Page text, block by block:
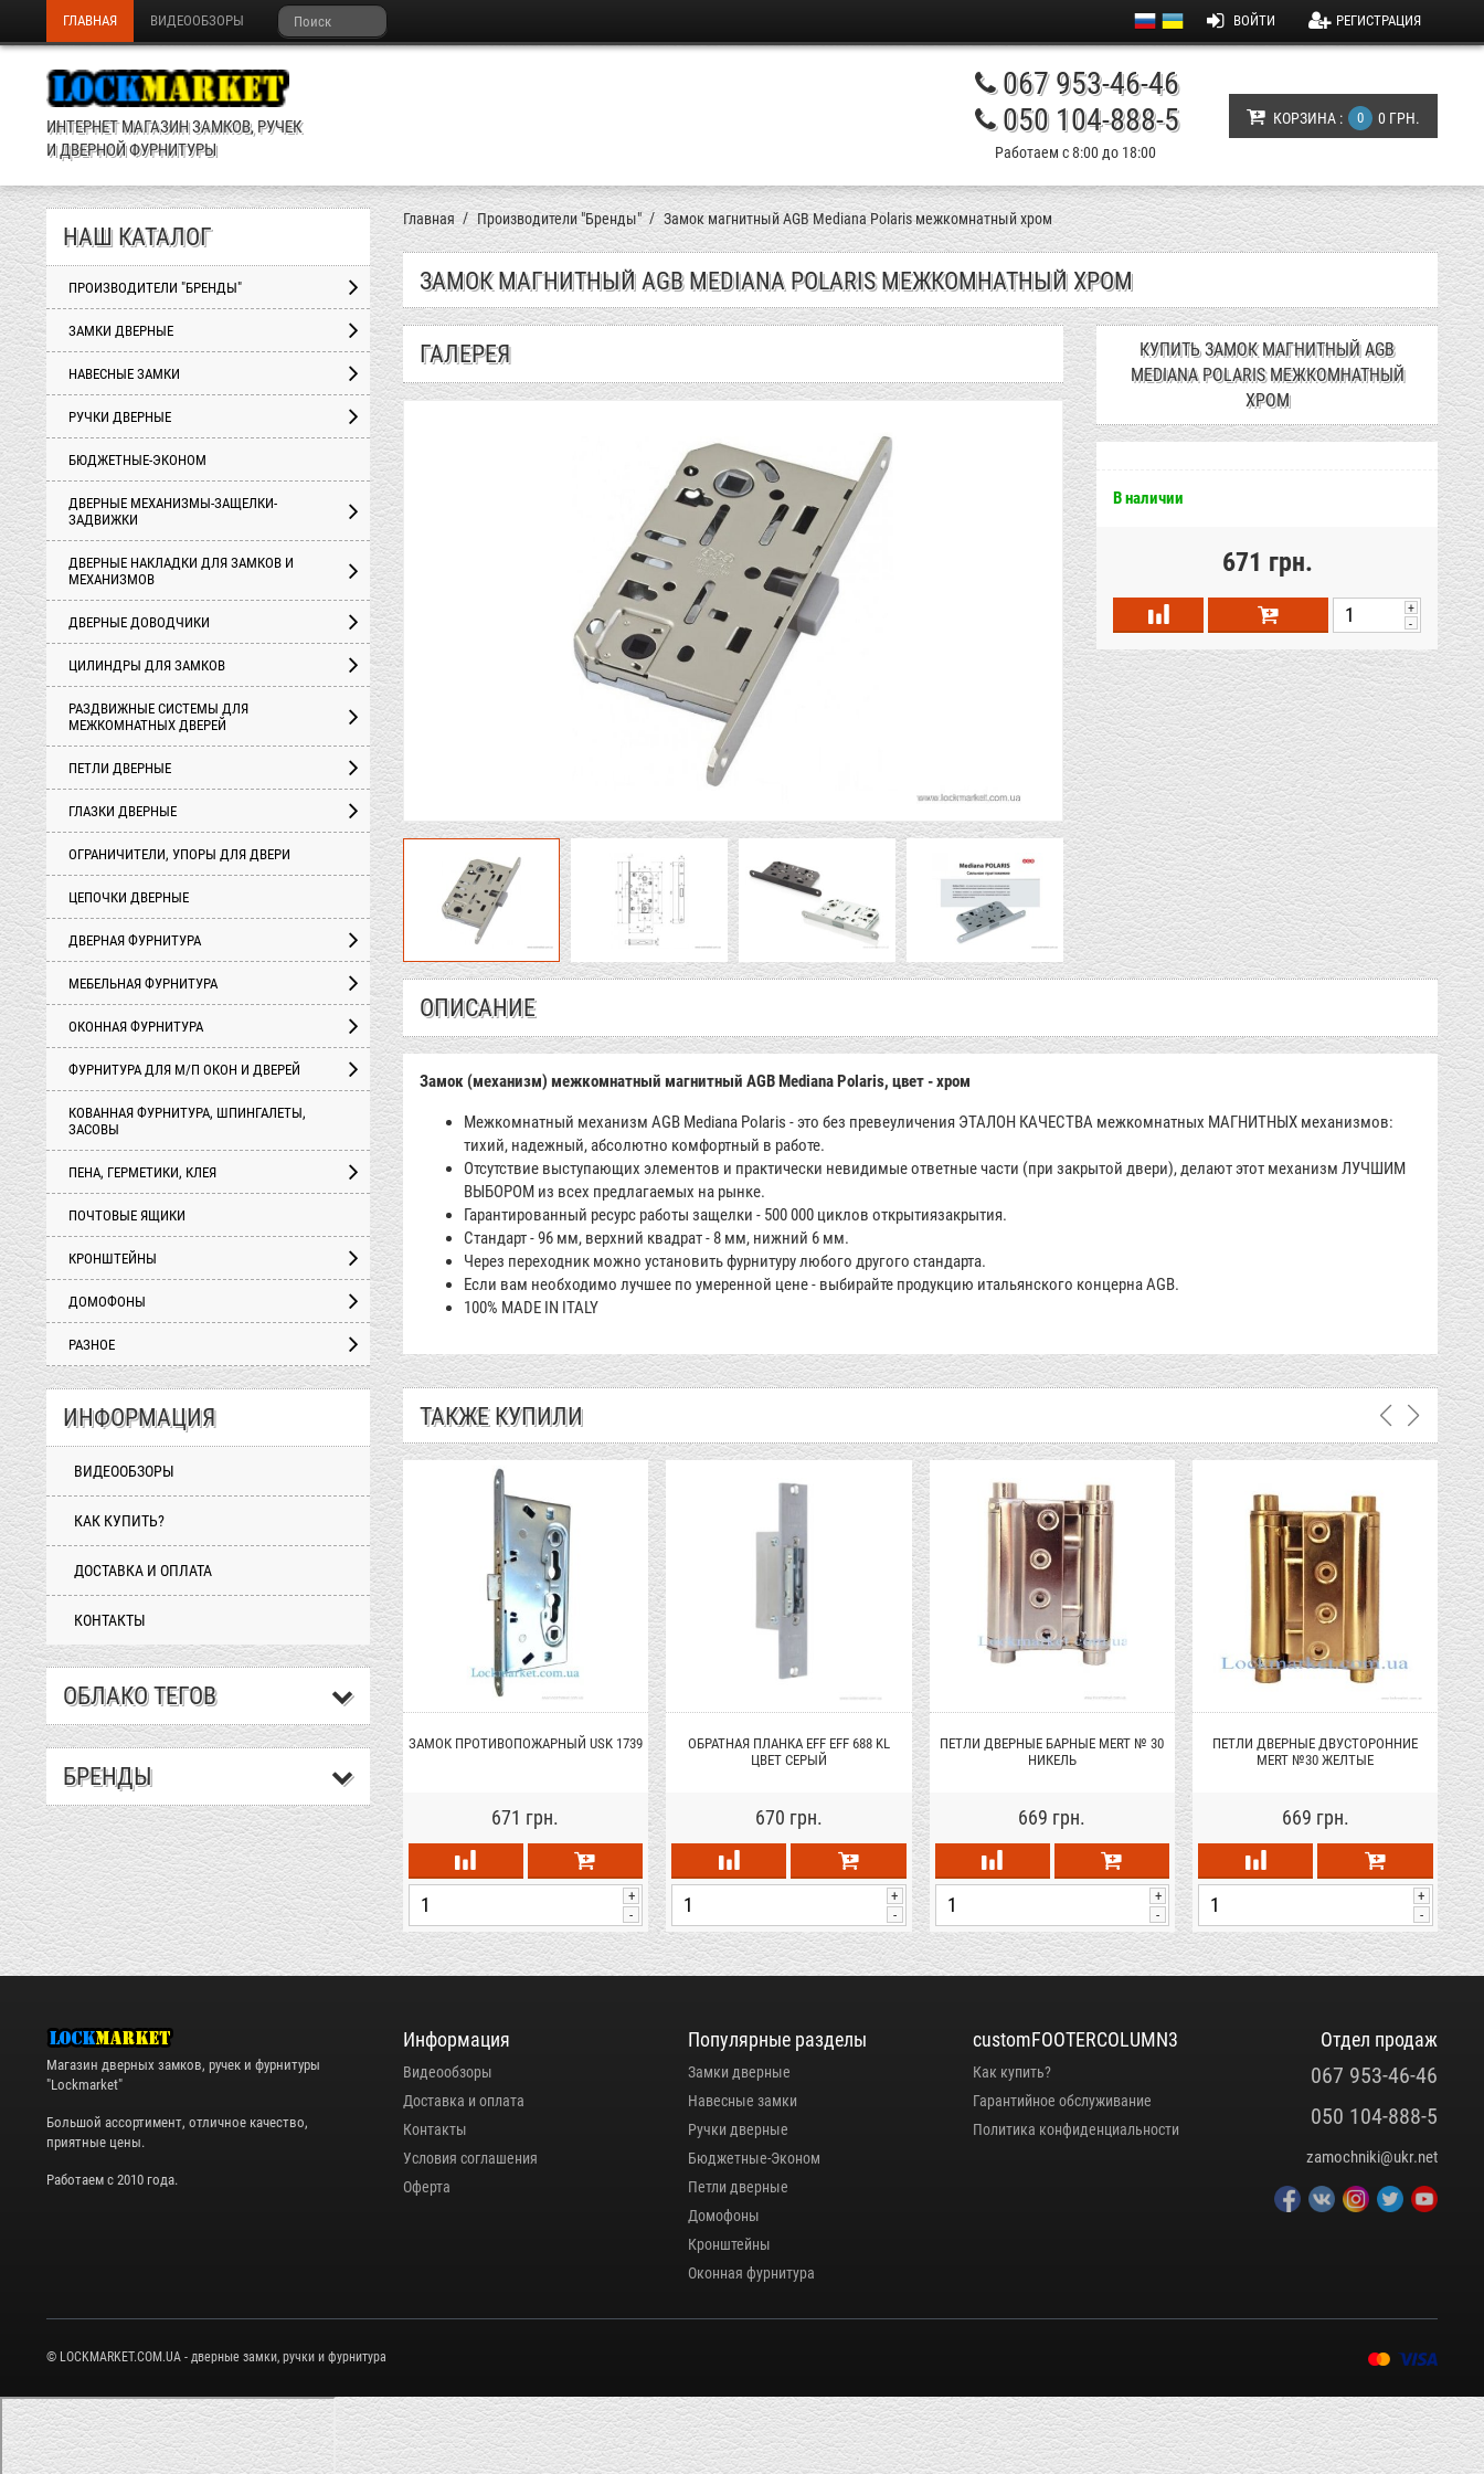
ИНТЕРНЕТ МАГАЗИН ЗАМКОВ, РУЧЕК
И ДВЕРНОЙ ФУРНИТУРЫ
067 953-46-46
050 104-888-5
Работаем с 8:00 до 18:00
КОРЗИНА : 0 0 ГРН.
НАШ КАТАЛОГ
ПРОИЗВОДИТЕЛИ "БРЕНДЫ"
ЗАМКИ ДВЕРНЫЕ
НАВЕСНЫЕ ЗАМКИ
РУЧКИ ДВЕРНЫЕ
БЮДЖЕТНЫЕ-ЭКОНОМ
ДВЕРНЫЕ МЕХАНИЗМЫ-ЗАЩЕЛКИ-
ЗАДВИЖКИ
ДВЕРНЫЕ НАКЛАДКИ ДЛЯ ЗАМКОВ И
МЕХАНИЗМОВ
ДВЕРНЫЕ ДОВОДЧИКИ
ЦИЛИНДРЫ ДЛЯ ЗАМКОВ
РАЗДВИЖНЫЕ СИСТЕМЫ ДЛЯ
МЕЖКОМНАТНЫХ ДВЕРЕЙ
ПЕТЛИ ДВЕРНЫЕ
ГЛАЗКИ ДВЕРНЫЕ
ОГРАНИЧИТЕЛИ, УПОРЫ ДЛЯ ДВЕРИ
ЦЕПОЧКИ ДВЕРНЫЕ
ДВЕРНАЯ ФУРНИТУРА
МЕБЕЛЬНАЯ ФУРНИТУРА
ОКОННАЯ ФУРНИТУРА
ФУРНИТУРА ДЛЯ М/П ОКОН И ДВЕРЕЙ
КОВАННАЯ ФУРНИТУРА, ШПИНГАЛЕТЫ,
ЗАСОВЫ
ПЕНА, ГЕРМЕТИКИ, КЛЕЯ
ПОЧТОВЫЕ ЯЩИКИ
КРОНШТЕЙНЫ
ДОМОФОНЫ
РАЗНОЕ
ИНФОРМАЦИЯ
ВИДЕООБЗОРЫ
КАК КУПИТЬ?
ДОСТАВКА И ОПЛАТА
КОНТАКТЫ
ОБЛАКО ТЕГОВ
БРЕНДЫ
Главная Производители "Бренды" Замок магнитный AGB Mediana Polaris межкомнатный хром
ЗАМОК МАГНИТНЫЙ AGB MEDIANA POLARIS МЕЖКОМНАТНЫЙ ХРОМ
ГАЛЕРЕЯ
КУПИТЬ ЗАМОК МАГНИТНЫЙ AGB
MEDIANA POLARIS МЕЖКОМНАТНЫЙ
ХРОМ
В наличии
671 грн.
-
+
ОПИСАНИЕ
Замок (механизм) межкомнатный магнитный AGB Mediana Polaris, цвет - хром
Межкомнатный механизм AGB Mediana Polaris - это без превеуличения ЭТАЛОН КАЧЕСТВА межкомнатных МАГНИТНЫХ механизмов:
тихий, надежный, абсолютно комфортный в работе.
Отсутствие выступающих элементов и практически невидимые ответные части (при закрытой двери), делают этот механизм ЛУЧШИМ
ВЫБОРОМ из всех предлагаемых на рынке.
Гарантированный ресурс работы защелки - 500 000 циклов открытиязакрытия.
Стандарт - 96 мм, верхний квадрат - 8 мм, нижний 6 мм.
Через переходник можно установить фурнитуру любого другого стандарта.
Если вам необходимо лучшее по умеренной цене - выбирайте продукцию итальянского концерна AGB.
100% MADE IN ITALY
ТАКЖЕ КУПИЛИ
32.01
-
+
РУЧКА МЕБЕЛЬНАЯ AMIG 300
680 грн.
-
+
ЗАМОК ПРОТИВОПОЖАРНЫЙ USK 1739
671 грн.
-
+
ОБРАТНАЯ ПЛАНКА EFF EFF 688 KL
ЦВЕТ СЕРЫЙ
670 грн.
-
+
ПЕТЛИ ДВЕРНЫЕ БАРНЫЕ MERT № 30
НИКЕЛЬ
669 грн.
-
+
ПЕТЛИ ДВЕРНЫЕ ДВУСТОРОННИЕ
MERT №30 ЖЕЛТЫЕ
669 грн.
-
+
Магазин дверных замков, ручек и фурнитуры
"Lockmarket"
Большой ассортимент, отличное качество,
приятные цены.
Работаем с 2010 года.
Информация
Видеообзоры
Доставка и оплата
Контакты
Условия соглашения
Оферта
Популярные разделы
Замки дверные
Навесные замки
Ручки дверные
Бюджетные-Эконом
Петли дверные
Домофоны
Кронштейны
Оконная фурнитура
customFOOTERCOLUMN3
Как купить?
Гарантийное обслуживание
Политика конфиденциальности
Отдел продаж
067 953-46-46
050 104-888-5
zamochniki@ukr.net
© LOCKMARKET.COM.UA - дверные замки, ручки и фурнитура
ГЛАВНАЯ ВИДЕООБЗОРЫ ВОЙТИ РЕГИСТРАЦИЯ